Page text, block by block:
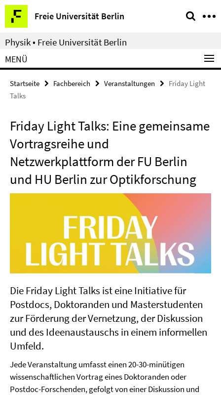
Springe
direkt
zu
Inhalt
Freie Universität Berlin
Service-
Navigation
Physik • Freie Universität Berlin
MENÜ
Startseite Fachbereich Veranstaltungen
Friday Light
Talks
Friday Light Talks: Eine gemeinsame
Vortragsreihe und
Netzwerkplattform der FU Berlin
und HU Berlin zur Optikforschung
Die Friday Light Talks ist eine Initiative für
Postdocs, Doktoranden und Masterstudenten
zur Förderung der Vernetzung, der Diskussion
und des Ideenaustauschs in einem informellen
Umfeld.
Jede Veranstaltung umfasst einen 20-30-minütigen
wissenschaftlichen Vortrag eines Doktoranden oder
Postdoc-Forschenden, gefolgt von einer Diskussion und